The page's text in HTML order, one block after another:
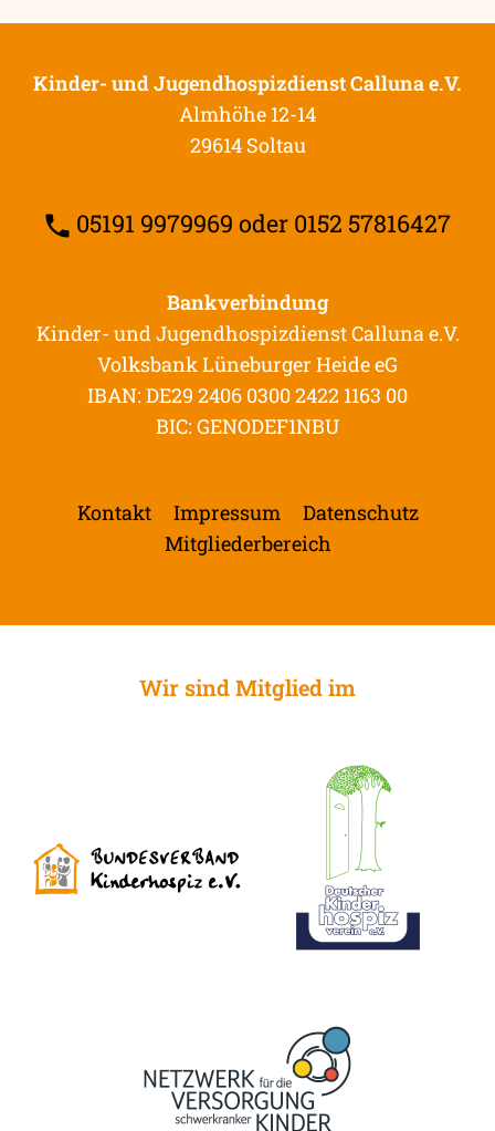
Kinder- und Jugendhospizdienst Calluna e.V.
Almhöhe 12-14
29614 Soltau
05191 9979969 oder 0152 57816427
Bankverbindung
Kinder- und Jugendhospizdienst Calluna e.V.
Volksbank Lüneburger Heide eG
IBAN: DE29 2406 0300 2422 1163 00
BIC: GENODEF1NBU
Kontakt Impressum
Datenschutz
Mitgliederbereich
Wir sind Mitglied im